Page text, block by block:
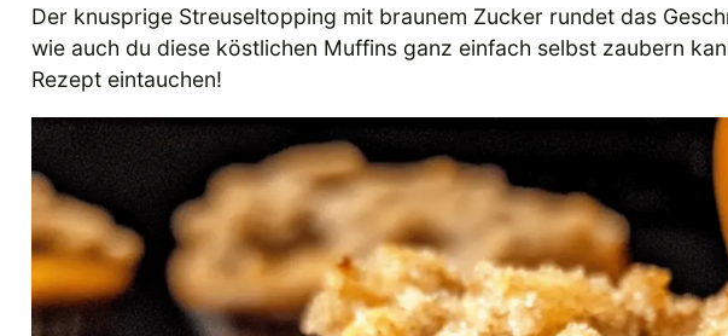
Der knusprige Streuseltopping mit braunem Zucker rundet das
wie auch du diese köstlichen Muffins ganz einfach selbst zaubern
Rezept eintauchen!